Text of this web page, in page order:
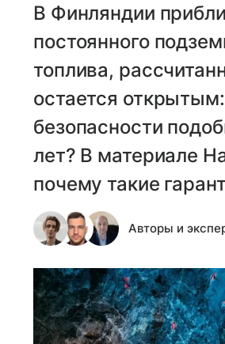
В Финляндии
постоянного
топлива,
остается
безопасности
лет? В материале
почему такие
Авторы и